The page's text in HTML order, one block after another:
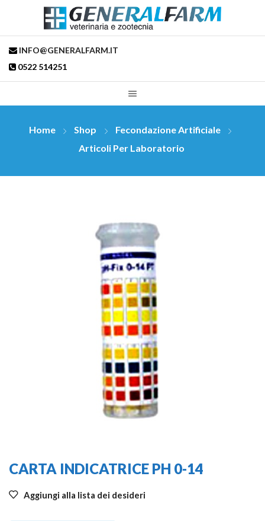
INFO@GENERALFARM.IT
0522 514251
Home Shop
Fecondazione Artificiale
Articoli Per Laboratorio
CARTA INDICATRICE PH 0-14
Aggiungi alla lista dei desideri